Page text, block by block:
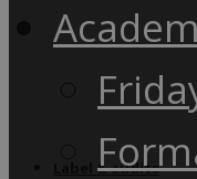
Label & audits